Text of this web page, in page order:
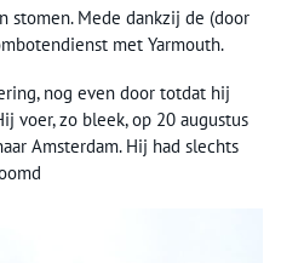
stomen. Mede dankzij de (door
met Yarmouth.
nog even door totdat hij
voer, zo bleek, op 20 augustus
Amsterdam. Hij had slechts